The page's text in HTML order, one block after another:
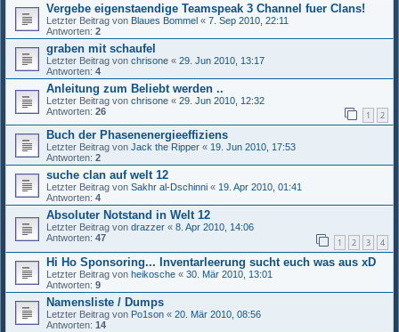
Vergebe eigenstaendige Teamspeak 3 Channel fuer Clans!
Letzter Beitrag von Blaues Bommel « 7. Sep 2010, 22:11
Antworten: 2
graben mit schaufel
Letzter Beitrag von chrisone « 29. Jun 2010, 13:17
Antworten: 4
Anleitung zum Beliebt werden ..
Letzter Beitrag von chrisone « 29. Jun 2010, 12:32
Antworten: 26 1 2
Buch der Phasenenergieeffiziens
Letzter Beitrag von Jack the Ripper « 19. Jun 2010, 17:53
Antworten: 2
suche clan auf welt 12
Letzter Beitrag von Sakhr al-Dschinni « 19. Apr 2010, 01:41
Antworten: 4
Absoluter Notstand in Welt 12
Letzter Beitrag von drazzer « 8. Apr 2010, 14:06
Antworten: 47 1 2 3 4
Hi Ho Sponsoring... Inventarleerung sucht euch was aus xD
Letzter Beitrag von heikosche « 30. Mär 2010, 13:01
Antworten: 9
Namensliste / Dumps
Letzter Beitrag von Po1son « 20. Mär 2010, 08:56
Antworten: 14